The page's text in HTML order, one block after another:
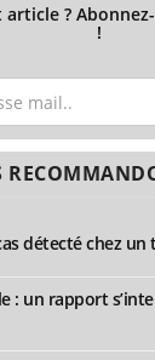
article ?
!
détecté chez un
: un rapport